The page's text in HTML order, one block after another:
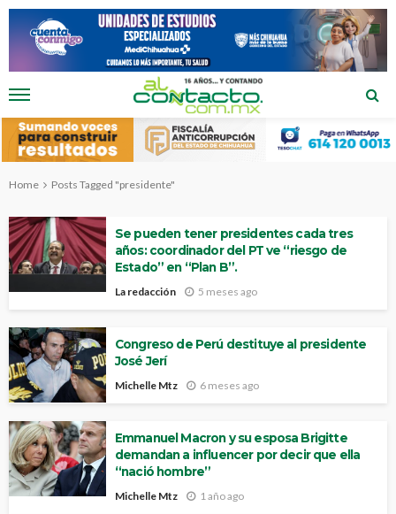
Home Posts Tagged "presidente"
Se pueden tener presidentes cada tres
años: coordinador del PT ve “riesgo de
Estado” en “Plan B”.
La redacción 5 meses ago
Congreso de Perú destituye al presidente
José Jerí
Michelle Mtz 6 meses ago
Emmanuel Macron y su esposa Brigitte
demandan a influencer por decir que ella
“nació hombre”
Michelle Mtz 1 año ago